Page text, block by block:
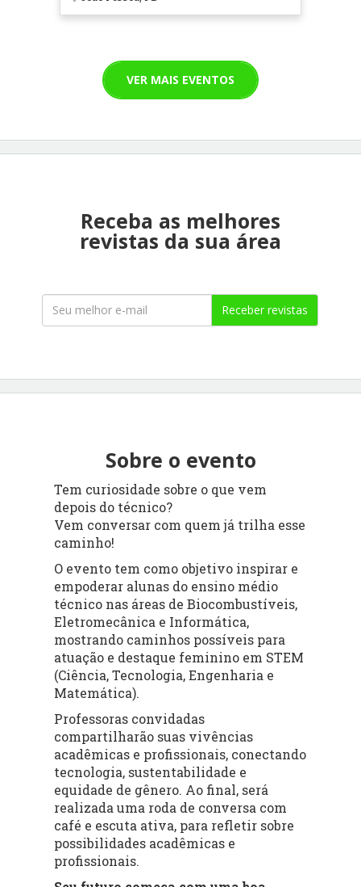
VER MAIS EVENTOS
Receba as melhores
revistas da sua área
Receber revistas
Sobre o evento
Tem curiosidade sobre o que vem
depois do técnico?
Vem conversar com quem já trilha esse
caminho!
O evento tem como objetivo inspirar e
empoderar alunas do ensino médio
técnico nas áreas de Biocombustíveis,
Eletromecânica e Informática,
mostrando caminhos possíveis para
atuação e destaque feminino em STEM
(Ciência, Tecnologia, Engenharia e
Matemática).
Professoras convidadas
compartilharão suas vivências
acadêmicas e profissionais, conectando
tecnologia, sustentabilidade e
equidade de gênero. Ao final, será
realizada uma roda de conversa com
café e escuta ativa, para refletir sobre
possibilidades acadêmicas e
profissionais.